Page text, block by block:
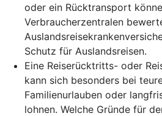
oder ein Rücktransport
Verbraucherzentralen
Schutz für Auslandsreisen.
Eine Reiserücktritts- oder
kann sich besonders bei
Familienurlauben oder
lohnen. Welche Gründe für